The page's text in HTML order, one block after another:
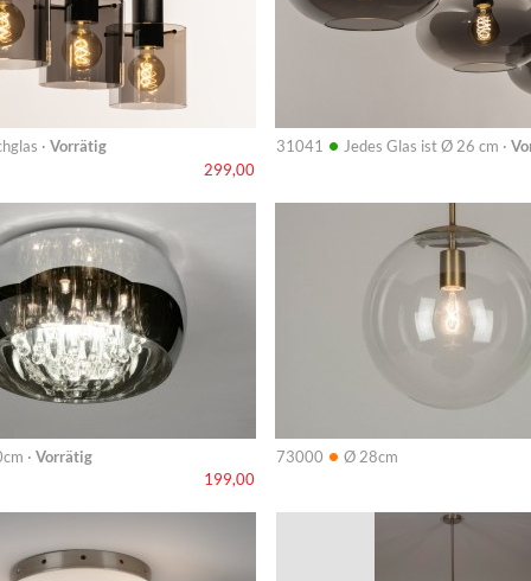
· Vorrätig
299,00
31041 • Jedes Glas ist Ø 26 cm ·
· Vorrätig
199,00
73000 • Ø 28cm
Info
Info